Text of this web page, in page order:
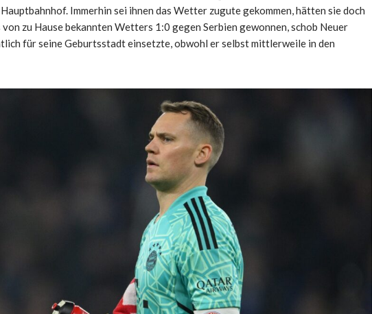
Immerhin sei ihnen das Wetter zugute gekommen, hätten sie doch
zu Hause bekannten Wetters 1:0 gegen Serbien gewonnen, schob Neuer
für seine Geburtsstadt einsetzte, obwohl er selbst mittlerweile in den